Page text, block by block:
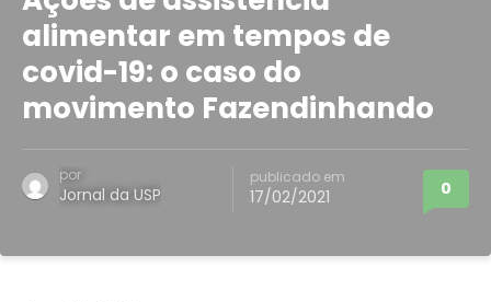
alimentar em tempos de
covid-19: o caso do
movimento Fazendinhando
por
Jornal da USP
publicado em
17/02/2021 0